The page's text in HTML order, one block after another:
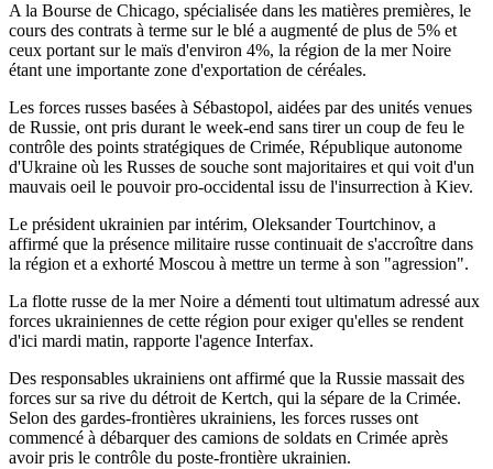
A la Bourse de Chicago, spécialisée dans les matières premières, le
cours des contrats à terme sur le blé a augmenté de plus de 5% et
ceux portant sur le maïs d'environ 4%, la région de la mer Noire
étant une importante zone d'exportation de céréales.
Les forces russes basées à Sébastopol, aidées par des unités venues
de Russie, ont pris durant le week-end sans tirer un coup de feu le
contrôle des points stratégiques de Crimée, République autonome
d'Ukraine où les Russes de souche sont majoritaires et qui voit d'un
mauvais oeil le pouvoir pro-occidental issu de l'insurrection à Kiev.
Le président ukrainien par intérim, Oleksander Tourtchinov, a
affirmé que la présence militaire russe continuait de s'accroître dans
la région et a exhorté Moscou à mettre un terme à son "agression".
La flotte russe de la mer Noire a démenti tout ultimatum adressé aux
forces ukrainiennes de cette région pour exiger qu'elles se rendent
d'ici mardi matin, rapporte l'agence Interfax.
Des responsables ukrainiens ont affirmé que la Russie massait des
forces sur sa rive du détroit de Kertch, qui la sépare de la Crimée.
Selon des gardes-frontières ukrainiens, les forces russes ont
commencé à débarquer des camions de soldats en Crimée après
avoir pris le contrôle du poste-frontière ukrainien.